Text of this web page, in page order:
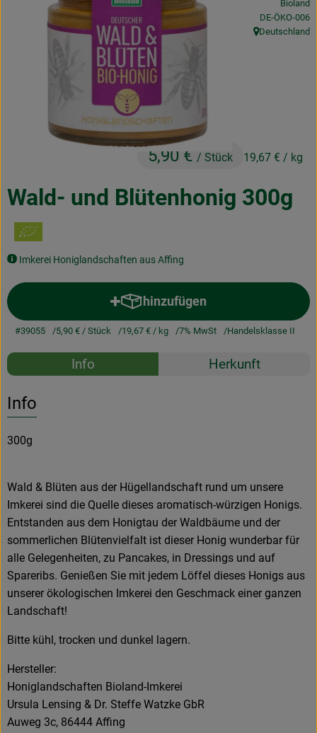
Obst & Gemüse
Drogerie & Diverses
Lieferservice
Über uns
Geschäftskunden
Wald- und Blütenhonig 300g
Imkerei Honiglandschaften aus Affing
5,90 € / Stück 19,67 € / kg
Bioland
, Kontrollstelle:
DE-ÖKO-006
, Herkunft:
Deutschland
hinzufügen
Produkt zum Warenkorb
#39055 5,90 € / Stück 19,67 € / kg 7% MwSt Handelsklasse II
Rezepte
Info Herkunft
Info
300g
Wald & Blüten aus der Hügellandschaft rund um unsere
Imkerei sind die Quelle dieses aromatisch-würzigen Honigs.
Entstanden aus dem Honigtau der Waldbäume und der
sommerlichen Blütenvielfalt ist dieser Honig wunderbar für
alle Gelegenheiten, zu Pancakes, in Dressings und auf
Spareribs. Genießen Sie mit jedem Löffel dieses Honigs aus
unserer ökologischen Imkerei den Geschmack einer ganzen
Landschaft!
Bitte kühl, trocken und dunkel lagern.
Hersteller:
Honiglandschaften Bioland-Imkerei
Ursula Lensing & Dr. Steffe Watzke GbR
Auweg 3c, 86444 Affing